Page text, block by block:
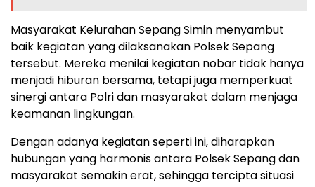
Masyarakat Kelurahan Sepang Simin menyambut
baik kegiatan yang dilaksanakan Polsek Sepang
tersebut. Mereka menilai kegiatan nobar tidak hanya
menjadi hiburan bersama, tetapi juga memperkuat
sinergi antara Polri dan masyarakat dalam menjaga
keamanan lingkungan.
Dengan adanya kegiatan seperti ini, diharapkan
hubungan yang harmonis antara Polsek Sepang dan
masyarakat semakin erat, sehingga tercipta situasi